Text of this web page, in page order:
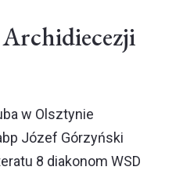
w Olsztynie
Józef Górzyński
8 diakonom WSD